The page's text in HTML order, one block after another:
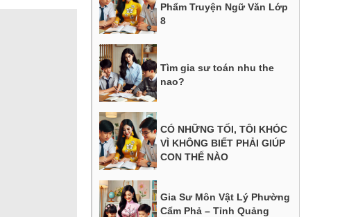
Phẩm Truyện Ngữ Văn Lớp
8
Tìm gia sư toán nhu the
nao?
CÓ NHỮNG TỐI, TÔI KHÓC
VÌ KHÔNG BIẾT PHẢI GIÚP
CON THẾ NÀO
Gia Sư Môn Vật Lý Phường
Cẩm Phả – Tỉnh Quảng